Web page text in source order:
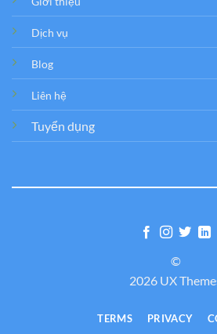
Dịch vụ
Blog
Liên hệ
Tuyển dụng
©
2026 UX
TERMS PRIVACY